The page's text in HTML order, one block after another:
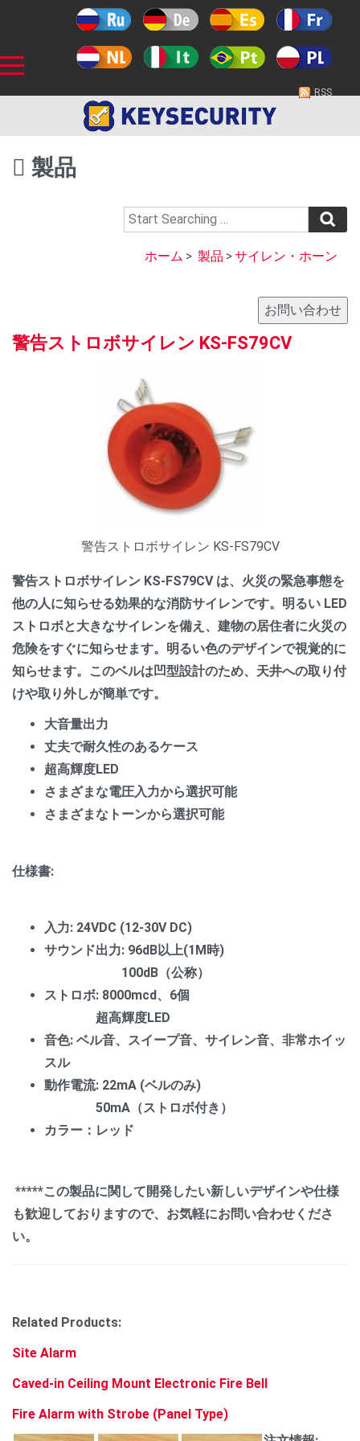
RSS
製品
ホーム > 製品 >サイレン・ホーン
警告ストロボサイレン KS-FS79CV
警告ストロボサイレン KS-FS79CV
警告ストロボサイレン KS-FS79CV は、火災の緊急事態を
他の人に知らせる効果的な消防サイレンです。明るい LED
ストロボと大きなサイレンを備え、建物の居住者に火災の
危険をすぐに知らせます。明るい色のデザインで視覚的に
知らせます。このベルは凹型設計のため、天井への取り付
けや取り外しが簡単です。
大音量出力
丈夫で耐久性のあるケース
超高輝度LED
さまざまな電圧入力から選択可能
さまざまなトーンから選択可能
仕様書:
入力: 24VDC (12-30V DC)
サウンド出力: 96dB以上(1M時)
100dB（公称）
ストロボ: 8000mcd、6個
超高輝度LED
音色: ベル音、スイープ音、サイレン音、非常ホイッ
スル
動作電流: 22mA (ベルのみ)
50mA（ストロボ付き）
カラー：レッド
*****この製品に関して開発したい新しいデザインや仕様
も歓迎しておりますので、お気軽にお問い合わせくださ
い。
Related Products:
Site Alarm
Caved-in Ceiling Mount Electronic Fire Bell
Fire Alarm with Strobe (Panel Type)